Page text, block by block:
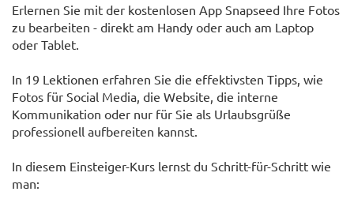
Erlernen Sie mit der kostenlosen App Snapseed Ihre Fotos
zu bearbeiten - direkt am Handy oder auch am Laptop
oder Tablet.
In 19 Lektionen erfahren Sie die effektivsten Tipps, wie
Fotos für Social Media, die Website, die interne
Kommunikation oder nur für Sie als Urlaubsgrüße
professionell aufbereiten kannst.
In diesem Einsteiger-Kurs lernst du Schritt-für-Schritt wie
man: